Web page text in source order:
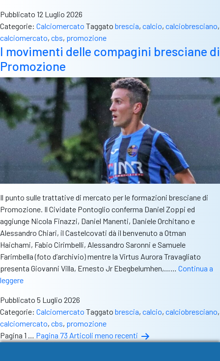
lo
Chiari,
anche
per
il
Montirone
Pubblicato 12 Luglio 2026
Categorie: Calciomercato Taggato brescia, calcio, calciobresciano,
calciomercato, cbs, promozione
I movimenti delle compagini bresciane di
Promozione
Il punto sulle trattative di mercato per le formazioni bresciane di
Promozione. Il Cividate Pontoglio conferma Daniel Zoppi ed
aggiunge Nicola Finazzi, Daniel Manenti, Daniele Orchitano e
Alessandro Chiari, il Castelcovati dà il benvenuto a Otman
Haichami, Fabio Cirimbelli, Alessandro Saronni e Samuele
Farimbella (foto d’archivio) mentre la Virtus Aurora Travagliato
presenta Giovanni Villa, Ernesto Jr Ebegbelumhen,…… Continua a
leggereI
delle
compagini
bresciane
di
Pubblicato 5 Luglio 2026
Categorie: Calciomercato Taggato brescia, calcio, calciobresciano,
calciomercato, cbs, promozione
Paginazione
Pagina 1 Pagina 73 Articoli meno recenti